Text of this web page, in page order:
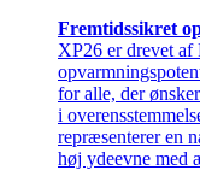
Fremtidssikret
XP26 er drevet
for alle, der
i
repræsenterer en
høj ydeevne med